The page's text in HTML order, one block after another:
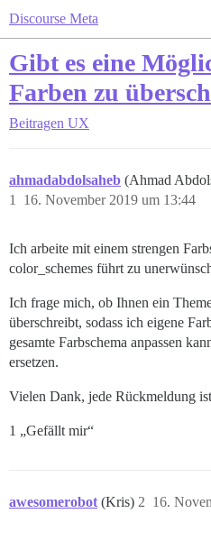
Discourse Meta
Gibt es eine
Farben zu
Beitragen UX
ahmadabdolsaheb (Ahmad
16. November 2019 um 13:44
1
Ich arbeite mit einem strengen
color_schemes führt zu
Ich frage mich, ob Ihnen ein
überschreibt, sodass ich eigene
gesamte Farbschema anpassen
ersetzen.
Vielen Dank, jede Rückmeldung
1 „Gefällt mir“
awesomerobot (Kris) 16.
2